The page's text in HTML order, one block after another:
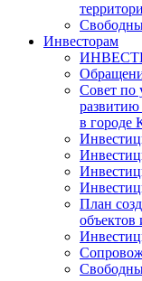
Инвесторам
Совет по
развитию
в городе
План
объектов